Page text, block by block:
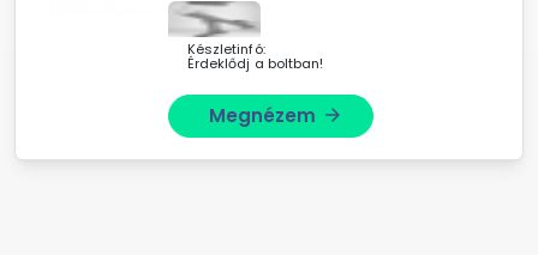
igazán népszerű, mert alap
színekben kapható ...
Készletinfó:
Érdeklődj a boltban!
Megnézem arrow_forward